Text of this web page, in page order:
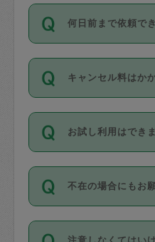
時間も被らない場
社員など様々なバ
登録しています。
日本語も話せる
ールに記載してい
を依頼してくださ
確認しています。
ング動画を使っ
現場トライアルを
ジさんが活動さ
※テストセンター
参考
【詳細】
依頼者とタスカ
を通して成立した
適用されます。
です。作業中に物
をさせたりした
す。
写真を撮り、
何日前まで依頼で
ご依頼は、現在
以降）の日時から
す。
タスカジさんへ「
可能です。
キャンセル料はか
キャンセル料に
す。
1. 直前キャンセ
共通）
お試し利用はでき
「お試し利用」
せんが、「一回の
とによって、気
不在の場合にもお
不在の場合の作